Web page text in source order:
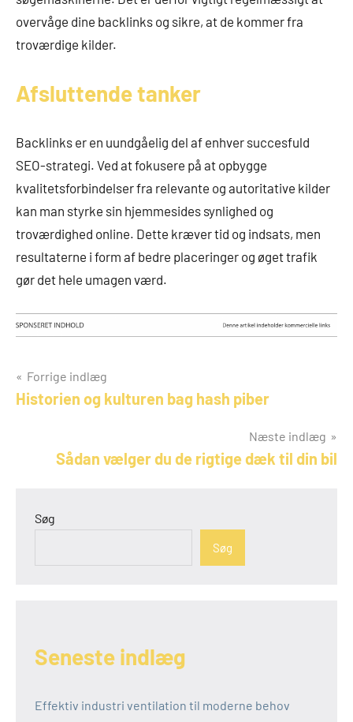
overvåge dine backlinks og sikre, at de kommer fra
troværdige kilder.
Afsluttende tanker
Backlinks er en uundgåelig del af enhver succesfuld
SEO-strategi. Ved at fokusere på at opbygge
kvalitetsforbindelser fra relevante og autoritative kilder
kan man styrke sin hjemmesides synlighed og
troværdighed online. Dette kræver tid og indsats, men
resultaterne i form af bedre placeringer og øget trafik
gør det hele umagen værd.
Indlægsnavigation
Forrige indlæg
Historien og kulturen bag hash piber
Næste indlæg
Sådan vælger du de rigtige dæk til din bil
Søg
Søg
Seneste indlæg
Effektiv industri ventilation til moderne behov